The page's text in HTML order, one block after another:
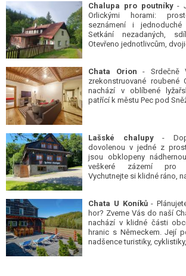
Chalupa pro poutníky-
Orlickými horami:
seznámení i
Setkání nezadaných,
Otevřeno jednotlivcům,
Chata Orion - Srdečně
zrekonstruované roubené
nachází v oblíbené
patřící k městu Pec pod
Lašské chalupy-
dovolenou v jedné z
jsou obklopeny
veškeré zázemí pro
Vychutnejte si klidné ráno,
Chata U Koníků-
hor? Zveme Vás do naší
nachází v klidné části
hranic s Německem. Její
nadšence turistiky,